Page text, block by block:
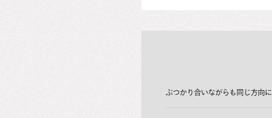
ぶつかり合いながらも同じ方向